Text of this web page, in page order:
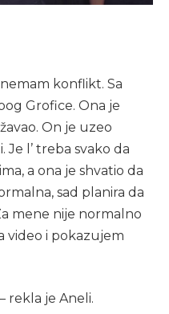
konflikt. Sa
Grofice. Ona je
On je uzeo
l’ treba svako da
a ona je shvatio da
sad planira da
mene nije normalno
video i pokazujem
rekla je Aneli.